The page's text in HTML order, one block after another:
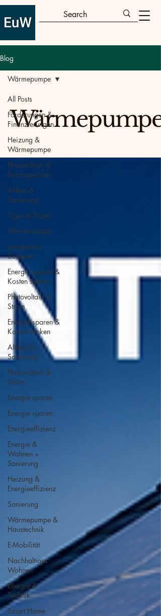
Blog
All Posts
Förderungen &
Finanzierungen
Heizung &
Wärmepumpe
Photovoltaik &
Stromspeicher
Altbau &
Sanierung
Tipps & Praxis
Wärmepumpe
energetisch
Sanieren
Energie sparen &
Kosten senken
Photovoltaik &
Strom
Energie sparen &
Kosten senken
Altbau &
Sanierung
Photovoltaik &
Strom
Energie sparen
Energie sparen
Energieeffizienz
Energie &
Wohnen +
Sanierung
Heizung &
Energieeffizienz
Sanierung
Wärmepumpe &
Haustechnik
E-Mobilität
Nachhaltiges
Wohnen
Energie &
Technik
Smart Home
Wärmepumpe
Wärmepumpe